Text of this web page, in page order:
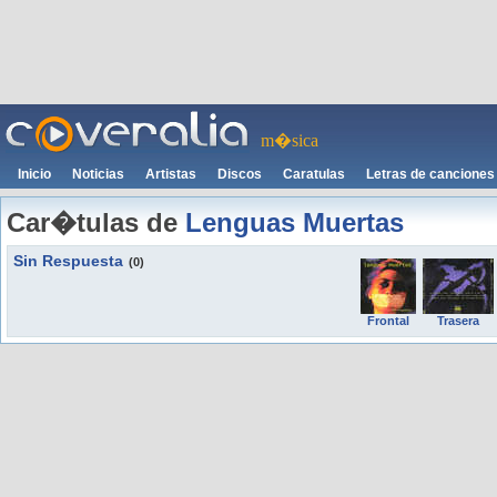
m�sica
Inicio Noticias Artistas Discos Caratulas Letras de canciones
Car�tulas de Lenguas Muertas
Sin Respuesta (0)
Frontal Trasera